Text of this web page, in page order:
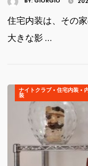
住宅内装は、その
大きな影 …
ナイトクラブ• 住宅内装 •
装